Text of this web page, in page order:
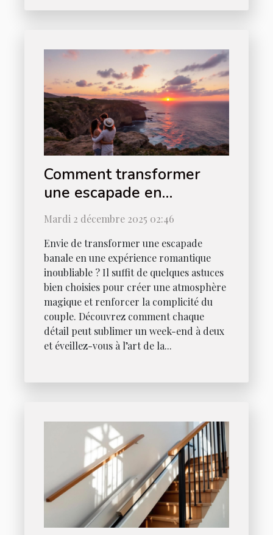
Comment transformer
une escapade en
expérience romantique
ultime ?
Mardi 2 décembre 2025 02:46
Envie de transformer une escapade
banale en une expérience romantique
inoubliable ? Il suffit de quelques astuces
bien choisies pour créer une atmosphère
magique et renforcer la complicité du
couple. Découvrez comment chaque
détail peut sublimer un week-end à deux
et éveillez-vous à l’art de la...